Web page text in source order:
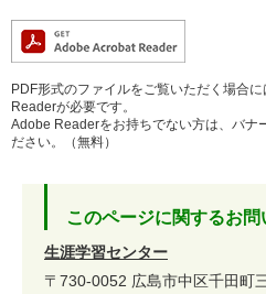
PDF形式のファイルをご覧いただく場合
Readerが必要です。
Adobe Readerをお持ちでない方は、バナ
ださい。（無料）
このページに関するお問
生涯学習センター
〒730-0052 広島市中区千田町